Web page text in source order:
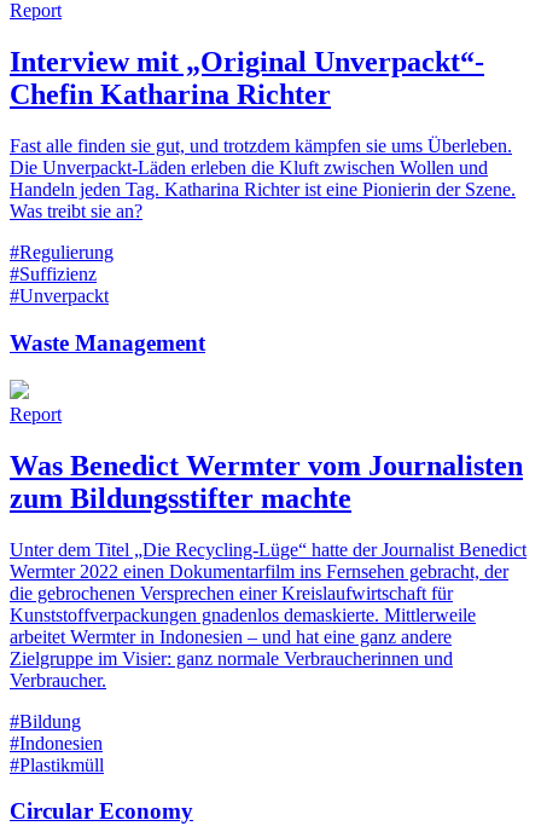
Report
Interview mit „Original Unverpackt“-
Chefin Katharina Richter
Fast alle finden sie gut, und trotzdem kämpfen sie ums Überleben.
Die Unverpackt-Läden erleben die Kluft zwischen Wollen und
Handeln jeden Tag. Katharina Richter ist eine Pionierin der Szene.
Was treibt sie an?
#Regulierung
#Suffizienz
#Unverpackt
Waste Management
Report
Was Benedict Wermter vom Journalisten
zum Bildungsstifter machte
Unter dem Titel „Die Recycling-Lüge“ hatte der Journalist Benedict
Wermter 2022 einen Dokumentarfilm ins Fernsehen gebracht, der
die gebrochenen Versprechen einer Kreislaufwirtschaft für
Kunststoffverpackungen gnadenlos demaskierte. Mittlerweile
arbeitet Wermter in Indonesien – und hat eine ganz andere
Zielgruppe im Visier: ganz normale Verbraucherinnen und
Verbraucher.
#Bildung
#Indonesien
#Plastikmüll
Circular Economy